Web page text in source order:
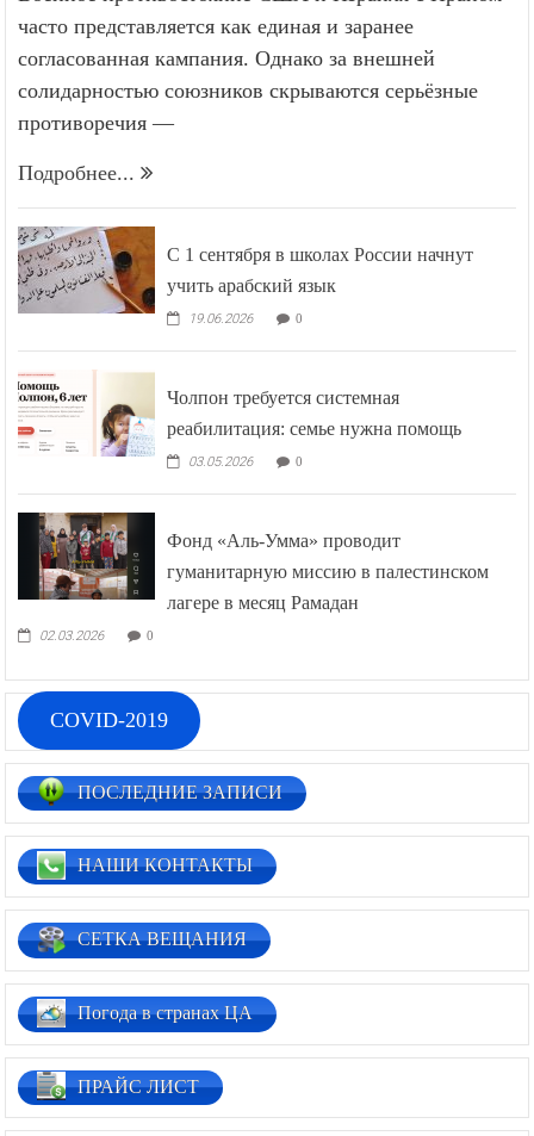
Военное противостояние США и Израиля с Ираном
часто представляется как единая и заранее
согласованная кампания. Однако за внешней
солидарностью союзников скрываются серьёзные
С 1 сентября в школах России начнут
учить арабский язык
Чолпон требуется системная
реабилитация: семье нужна помощь
Фонд «Аль-Умма» проводит
гуманитарную миссию в палестинском
COVID-2019
ПОСЛЕДНИЕ ЗАПИСИ
НАШИ КОНТАКТЫ
СЕТКА ВЕЩАНИЯ
Погода в странах ЦА
ПРАЙС ЛИСТ